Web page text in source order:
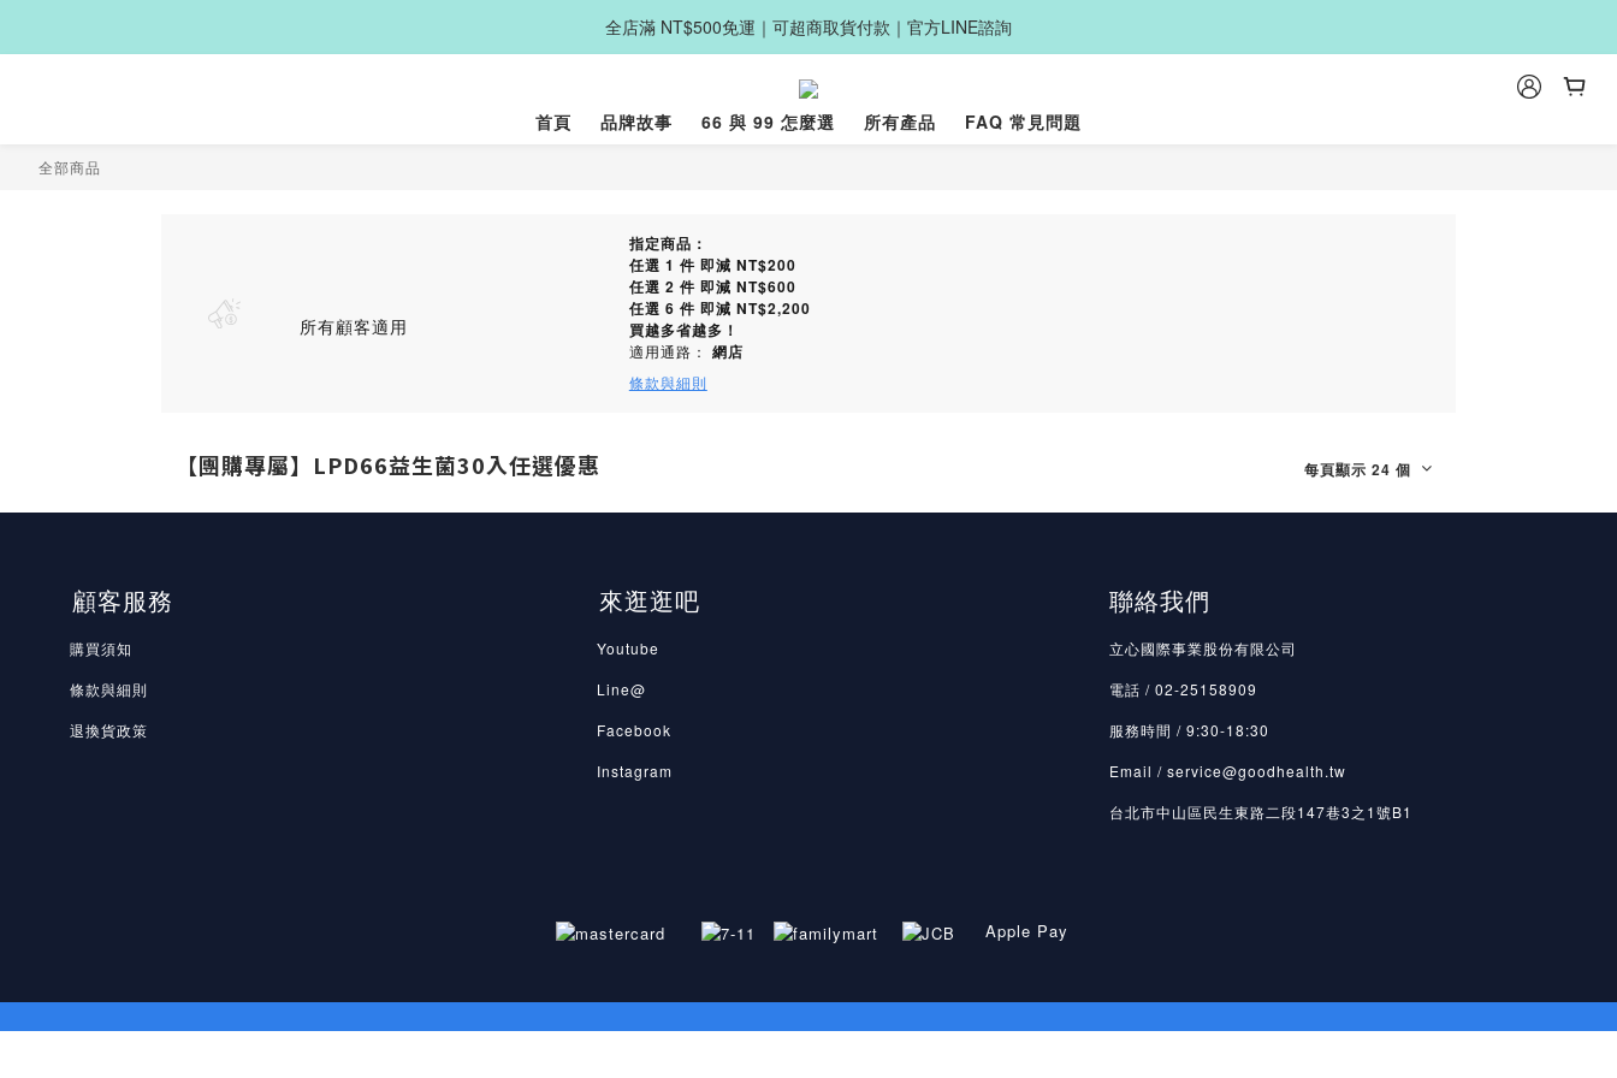
全店滿 NT$500免運｜可超商取貨付款｜官方LINE諮詢
首頁 品牌故事 66 與 99 怎麼選 所有產品 FAQ 常見問題
全部商品
所有顧客適用
指定商品：
任選 1 件 即減 NT$200
任選 2 件 即減 NT$600
任選 6 件 即減 NT$2,200
買越多省越多！
適用通路： 網店
條款與細則
【團購專屬】LPD66益生菌30入任選優惠 每頁顯示 24 個
顧客服務
購買須知
條款與細則
退換貨政策
來逛逛吧
Youtube
Line@
Facebook
Instagram
聯絡我們
立心國際事業股份有限公司
電話 / 02-25158909
服務時間 / 9:30-18:30
Email / service@goodhealth.tw
台北市中山區民生東路二段147巷3之1號B1
Apple Pay